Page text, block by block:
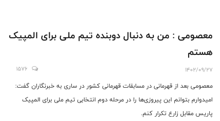
معصومی : من به دنبال دوبنده تیم ملی برای المپیک
هستم
1402/09/27
1576
معصومی بعد از قهرمانی در مسابقات قهرمانی کشور در ساری به خبرنگاران گفت:
امیدوارم بتوانم این پیروزی‌ها را در مرحله دوم انتخابی تیم ملی برای المپیک
پاریس مقابل زارع تکرار کنم.